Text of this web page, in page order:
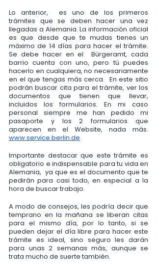
Lo anterior,  es uno de los primeros
trámites que se deben hacer una vez
llegadas a Alemania. La información oficial
es que desde que te mudas tienes un
máximo de 14 días para hacer el trámite.
Se debe hacer en el  Bürgeramt, cada
barrio cuenta con uno, pero tú puedes
hacerlo en cualquiera, no necesariamente
en el que tengas más cerca.  En este sitio
podrán buscar cita para el trámite, ver los
documentos que tienen que llevar,
incluidos los formularios. En mi caso
personal siempre me han pedido mi
pasaporte y los 2 formularios que
www.service.berlin.de
Importante destacar que este trámite es
obligatorio e indispensable para tu vida en
Alemania,  ya que es el documento que te
pedirán para casi todo, en especial a la
hora de buscar trabajo.
A modo de consejos, les podría decir que
temprano en la mañana se liberan citas
para el mismo día, por lo tanto, si se
pueden dejar el día libre para hacer este
trámite es ideal, sino seguro les darán
para unas 2 semanas más, aunque se
trata mucho de suerte también.